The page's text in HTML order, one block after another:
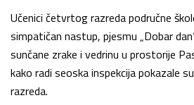
Učenici četvrtog razreda područne
simpatičan nastup, pjesmu „Dobar
sunčane zrake i vedrinu u prostorije
kako radi seoska inspekcija pokazale
razreda.